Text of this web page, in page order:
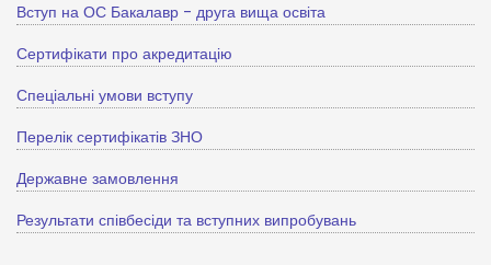
Вступ на ОС Бакалавр - друга вища освіта
Сертифікати про акредитацію
Спеціальні умови вступу
Перелік сертифікатів ЗНО
Державне замовлення
Результати співбесіди та вступних випробувань